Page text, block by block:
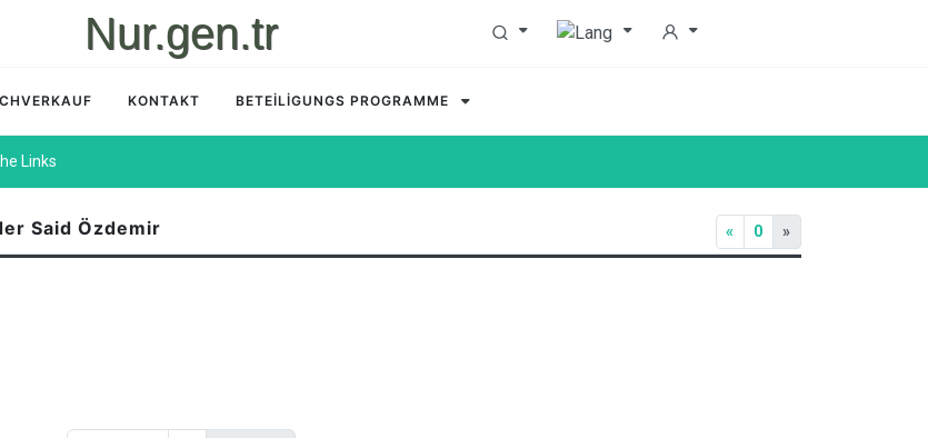
Nur.gen.tr
KONTAKT BETEİLİGUNGS PROGRAMME
Links
Said Özdemir « 0 »